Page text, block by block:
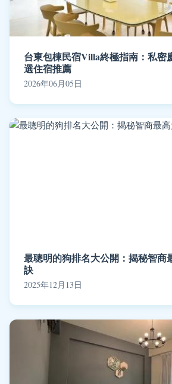
台東包棟民宿Villa終極指南：私密
選住宿推薦
2026年06月05日
最聰明的狗排名大公開：揭秘智商
訣
2025年12月13日